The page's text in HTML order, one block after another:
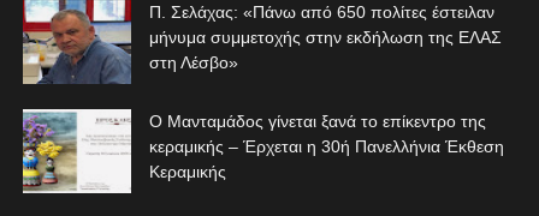
Π. Σελάχας: «Πάνω από 650 πολίτες έστειλαν
μήνυμα συμμετοχής στην εκδήλωση της ΕΛΑΣ
στη Λέσβο»
Ο Μανταμάδος γίνεται ξανά το επίκεντρο της
κεραμικής – Έρχεται η 30ή Πανελλήνια Έκθεση
Κεραμικής